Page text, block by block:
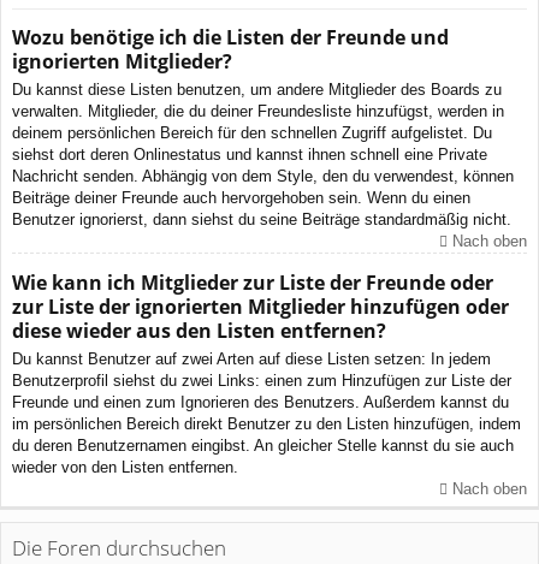
Wozu benötige ich die Listen der Freunde und
ignorierten Mitglieder?
Du kannst diese Listen benutzen, um andere Mitglieder des Boards zu
verwalten. Mitglieder, die du deiner Freundesliste hinzufügst, werden in
deinem persönlichen Bereich für den schnellen Zugriff aufgelistet. Du
siehst dort deren Onlinestatus und kannst ihnen schnell eine Private
Nachricht senden. Abhängig von dem Style, den du verwendest, können
Beiträge deiner Freunde auch hervorgehoben sein. Wenn du einen
Benutzer ignorierst, dann siehst du seine Beiträge standardmäßig nicht.
Nach oben
Wie kann ich Mitglieder zur Liste der Freunde oder
zur Liste der ignorierten Mitglieder hinzufügen oder
diese wieder aus den Listen entfernen?
Du kannst Benutzer auf zwei Arten auf diese Listen setzen: In jedem
Benutzerprofil siehst du zwei Links: einen zum Hinzufügen zur Liste der
Freunde und einen zum Ignorieren des Benutzers. Außerdem kannst du
im persönlichen Bereich direkt Benutzer zu den Listen hinzufügen, indem
du deren Benutzernamen eingibst. An gleicher Stelle kannst du sie auch
wieder von den Listen entfernen.
Nach oben
Die Foren durchsuchen